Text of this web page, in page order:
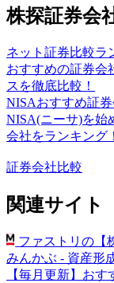
株探証券会
ネット証券比較ラ
おすすめの証券会
スを徹底比較！
NISAおすすめ証
NISA(ニーサ)を始
会社をランキング！
証券会社比較
関連サイト
ファストリの【
みんかぶ - 資産形
【毎月更新】お